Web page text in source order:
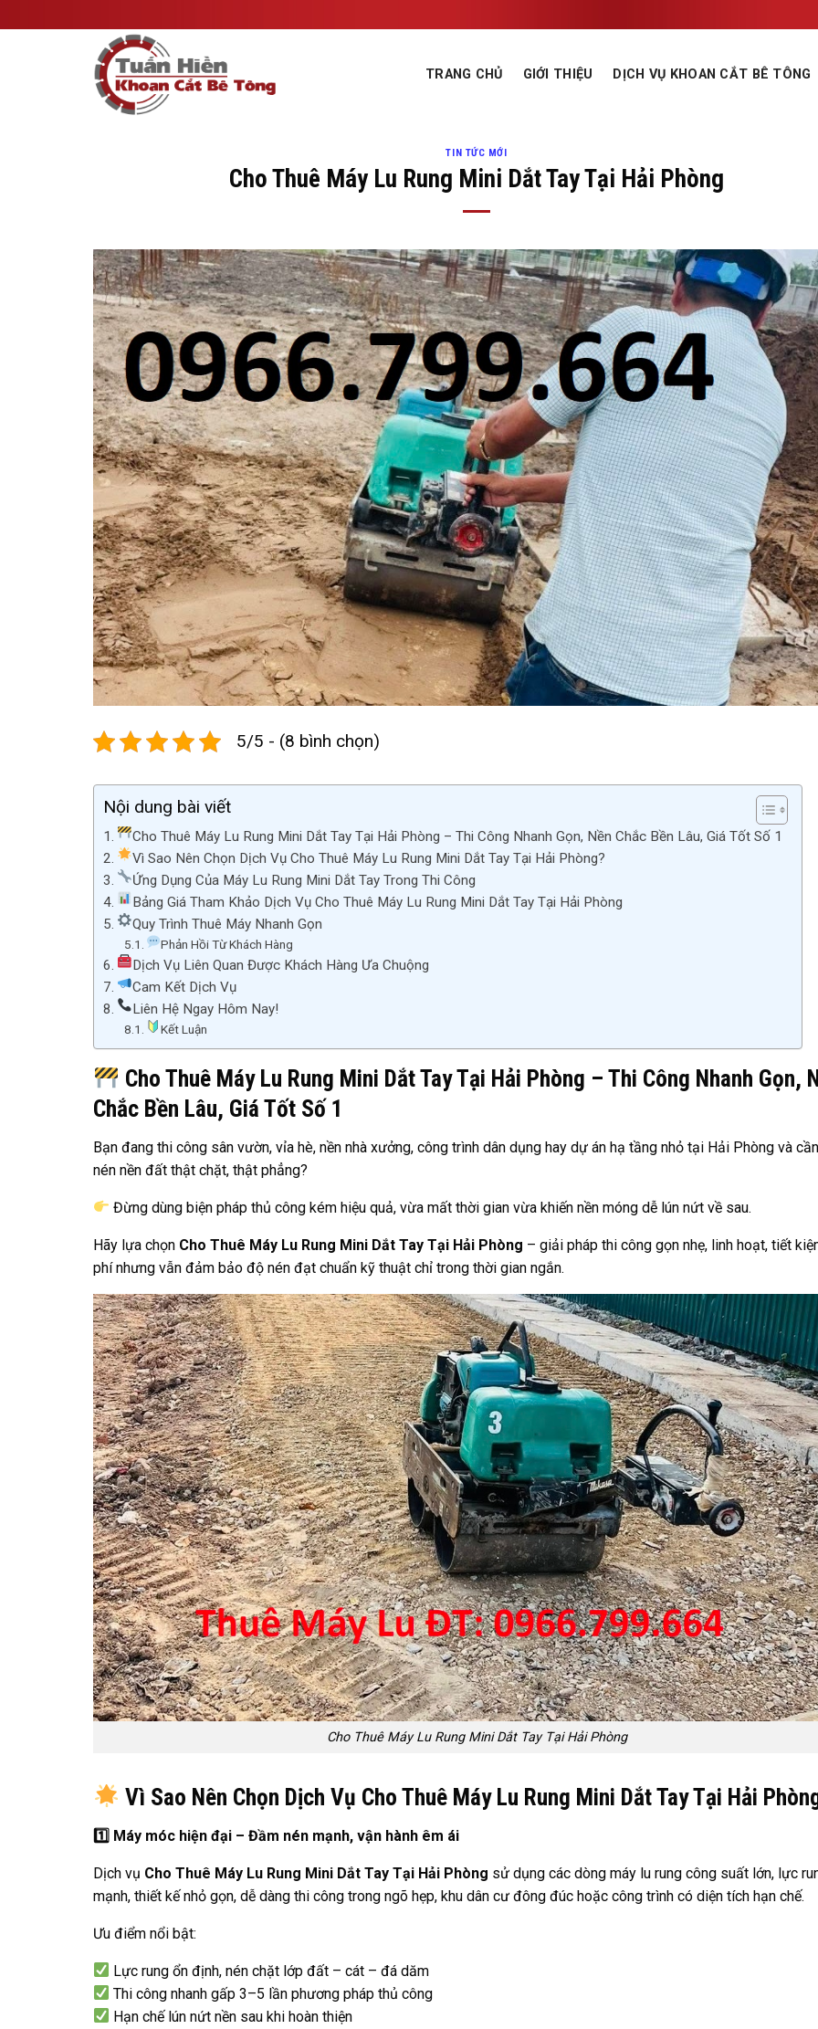
to
TRANG CHỦ GIỚI THIỆU DỊCH VỤ KHOAN CẮT BÊ TÔNG
TIN TỨC MỚI
Cho Thuê Máy Lu Rung Mini Dắt Tay Tại Hải Phòng
5/5 - (8 bình chọn)
Nội dung bài viết
Cho Thuê Máy Lu Rung Mini Dắt Tay Tại Hải Phòng – Thi Công Nhanh Gọn, Nền Chắc Bền Lâu, Giá Tốt Số 1
Vì Sao Nên Chọn Dịch Vụ Cho Thuê Máy Lu Rung Mini Dắt Tay Tại Hải Phòng?
Ứng Dụng Của Máy Lu Rung Mini Dắt Tay Trong Thi Công
Bảng Giá Tham Khảo Dịch Vụ Cho Thuê Máy Lu Rung Mini Dắt Tay Tại Hải Phòng
Quy Trình Thuê Máy Nhanh Gọn
Phản Hồi Từ Khách Hàng
Dịch Vụ Liên Quan Được Khách Hàng Ưa Chuộng
Cam Kết Dịch Vụ
Liên Hệ Ngay Hôm Nay!
Kết Luận
Cho Thuê Máy Lu Rung Mini Dắt Tay Tại Hải Phòng – Thi Công Nhanh Gọn,
Chắc Bền Lâu, Giá Tốt Số 1
Bạn đang thi công sân vườn, vỉa hè, nền nhà xưởng, công trình dân dụng hay dự án hạ tầng nhỏ tại Hải Phòng và
nén nền đất thật chặt, thật phẳng?
Đừng dùng biện pháp thủ công kém hiệu quả, vừa mất thời gian vừa khiến nền móng dễ lún nứt về sau.
Hãy lựa chọn Cho Thuê Máy Lu Rung Mini Dắt Tay Tại Hải Phòng – giải pháp thi công gọn nhẹ, linh hoạt, tiết
phí nhưng vẫn đảm bảo độ nén đạt chuẩn kỹ thuật chỉ trong thời gian ngắn.
Cho Thuê Máy Lu Rung Mini Dắt Tay Tại Hải Phòng
Vì Sao Nên Chọn Dịch Vụ Cho Thuê Máy Lu Rung Mini Dắt Tay Tại Hải
1️ Máy móc hiện đại – Đầm nén mạnh, vận hành êm ái
Dịch vụ Cho Thuê Máy Lu Rung Mini Dắt Tay Tại Hải Phòng sử dụng các dòng máy lu rung công suất lớn, lực
mạnh, thiết kế nhỏ gọn, dễ dàng thi công trong ngõ hẹp, khu dân cư đông đúc hoặc công trình có diện tích hạn chế.
Ưu điểm nổi bật:
Lực rung ổn định, nén chặt lớp đất – cát – đá dăm
Thi công nhanh gấp 3–5 lần phương pháp thủ công
Hạn chế lún nứt nền sau khi hoàn thiện